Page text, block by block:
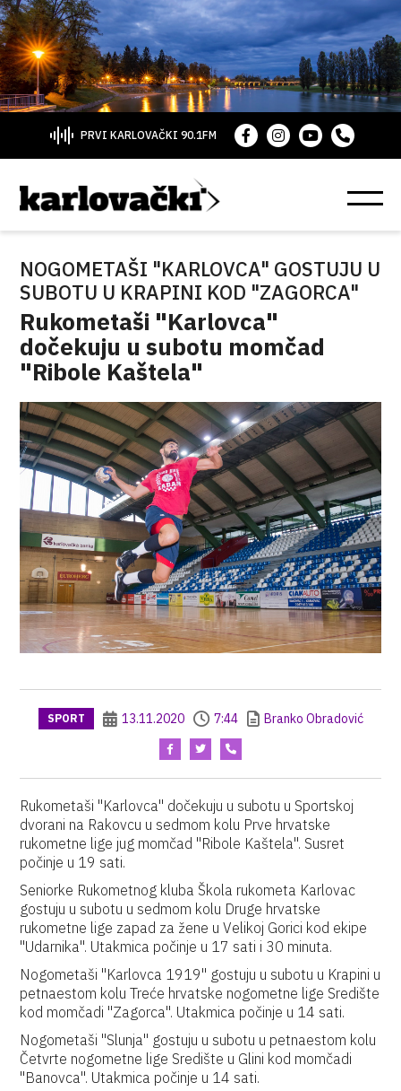
PRVI KARLOVAČKI 90.1FM
NOGOMETAŠI "KARLOVCA" GOSTUJU U
SUBOTU U KRAPINI KOD "ZAGORCA"
Rukometaši "Karlovca"
dočekuju u subotu momčad
"Ribole Kaštela"
SPORT 13.11.2020 7:44 Branko Obradović
Rukometaši "Karlovca" dočekuju u subotu u Sportskoj
dvorani na Rakovcu u sedmom kolu Prve hrvatske
rukometne lige jug momčad "Ribole Kaštela". Susret
počinje u 19 sati.
Seniorke Rukometnog kluba Škola rukometa Karlovac
gostuju u subotu u sedmom kolu Druge hrvatske
rukometne lige zapad za žene u Velikoj Gorici kod ekipe
"Udarnika". Utakmica počinje u 17 sati i 30 minuta.
Nogometaši "Karlovca 1919" gostuju u subotu u Krapini u
petnaestom kolu Treće hrvatske nogometne lige Središte
kod momčadi "Zagorca". Utakmica počinje u 14 sati.
Nogometaši "Slunja" gostuju u subotu u petnaestom kolu
Četvrte nogometne lige Središte u Glini kod momčadi
"Banovca". Utakmica počinje u 14 sati.